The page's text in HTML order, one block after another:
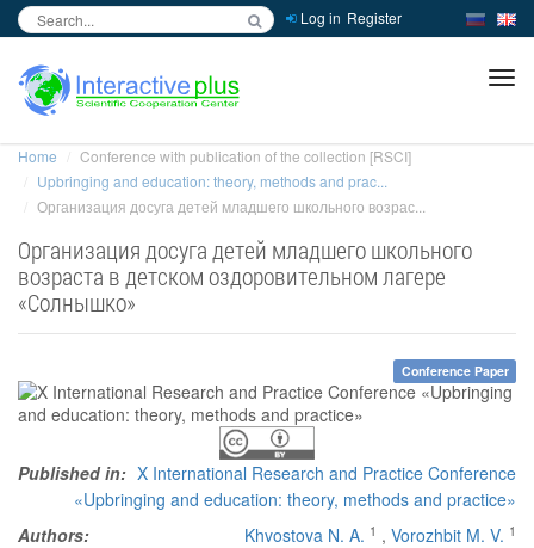
Log in Register
Home
Conference with publication of the collection [RSCI]
Upbringing and education: theory, methods and prac...
Организация досуга детей младшего школьного возрас...
Организация досуга детей младшего школьного
возраста в детском оздоровительном лагере
«Солнышко»
Conference Paper
Published in: X International Research and Practice Conference
«Upbringing and education: theory, methods and practice»
Authors:
Khvostova N. A. 1 , Vorozhbit M. V. 1